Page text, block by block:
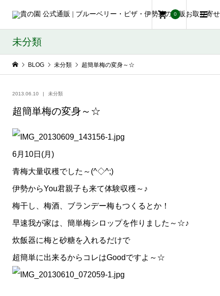
0
未分類
BLOG 未分類 超簡単梅の変身～☆
2013.06.10 未分類
超簡単梅の変身～☆
6月10日(月)
青梅大量収穫でした～(^◇^;)
伊勢からYou君親子も来て体験収穫～♪
梅干し、梅酒、ブランデー梅もつくるとか！
早速我が家は、簡単梅シロップを作りました～☆♪
炊飯器に梅と砂糖を入れるだけで
超簡単に出来るからコレはGoodですよ～☆